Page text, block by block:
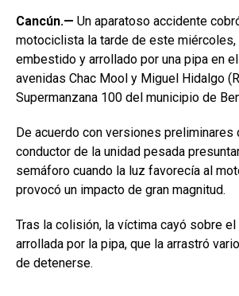
Cancún.— Un aparatoso accidente
motociclista la tarde de este
embestido y arrollado por una pipa en
avenidas Chac Mool y Miguel Hidalgo
Supermanzana 100 del municipio de
De acuerdo con versiones
conductor de la unidad pesada
semáforo cuando la luz favorecía al
provocó un impacto de gran magnitud.
Tras la colisión, la víctima cayó sobre
arrollada por la pipa, que la arrastró
de detenerse.